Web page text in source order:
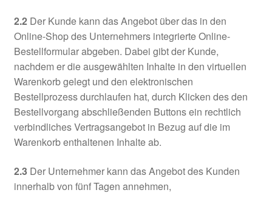
2.2Der Kunde kann das Angebot über das in den
Online-Shop des Unternehmers integrierte Online-
Bestellformular abgeben. Dabei gibt der Kunde,
nachdem er die ausgewählten Inhalte in den virtuellen
Warenkorb gelegt und den elektronischen
Bestellprozess durchlaufen hat, durch Klicken des den
Bestellvorgang abschließenden Buttons ein rechtlich
verbindliches Vertragsangebot in Bezug auf die im
Warenkorb enthaltenen Inhalte ab.
2.3Der Unternehmer kann das Angebot des Kunden
innerhalb von fünf Tagen annehmen,